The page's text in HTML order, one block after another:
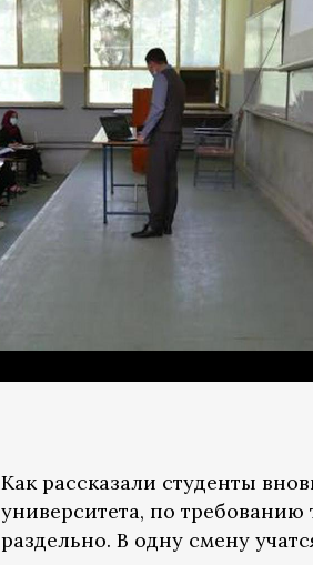
Как рассказали студенты
университета, по
раздельно. В одну смену